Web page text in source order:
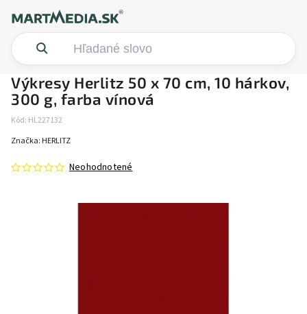
Výkresy Herlitz 50 x 70 cm, 10 hárkov,
300 g, farba vínová
Kód: HL227132
Neohodnotené
Značka: HERLITZ